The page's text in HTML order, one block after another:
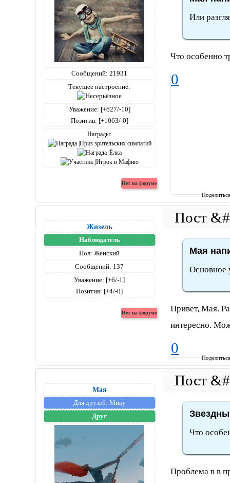
Сообщений: 21931
Текущее настроение:
Уважение: [+627/-10]
Позитив: [+1063/-0]
Награды:
Или
Что особенно
0
Жизель
Наблюдатель
Пол: Женский
Сообщений: 137
Уважение: [+6/-1]
Позитив: [+4/-0]
Мая
Основное
Привет, Мая.
интересно.
0
Мая
Для друзей: Мику
Друг
Что
Проблема в в